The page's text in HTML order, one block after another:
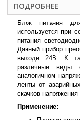
ПОДРОБНЕЕ
Блок питания
используется при
питания
Данный прибор
выходе 24В. К
различные виды
аналогичном
ленты от
скачков напряжения
Применение: